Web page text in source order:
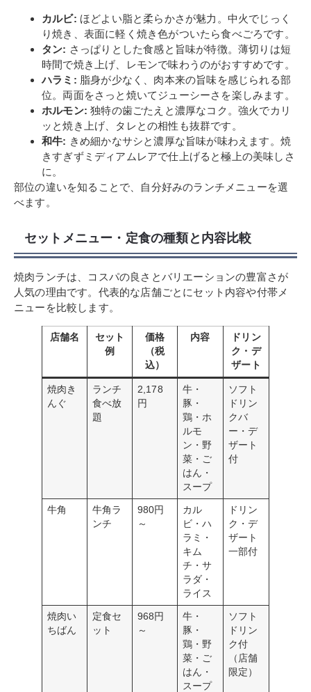
カルビ: ほどよい脂と柔らかさが魅力。中火でじっく
り焼き、表面に軽く焼き色がついたら食べごろです。
タン: さっぱりとした食感と旨味が特徴。薄切りは短
時間で焼き上げ、レモンで味わうのがおすすめです。
ハラミ: 脂身が少なく、肉本来の旨味を感じられる部
位。両面をさっと焼いてジューシーさを楽しみます。
ホルモン: 独特の歯ごたえと濃厚なコク。強火でカリ
ッと焼き上げ、タレとの相性も抜群です。
和牛: きめ細かなサシと濃厚な旨味が味わえます。焼
きすぎずミディアムレアで仕上げると極上の美味しさ
に。
部位の違いを知ることで、自分好みのランチメニューを選
べます。
セットメニュー・定食の種類と内容比較
焼肉ランチは、コスパの良さとバリエーションの豊富さが
人気の理由です。代表的な店舗ごとにセット内容や付帯メ
ニューを比較します。
店舗名
セット
例
価格
（税
込）
内容
ドリン
ク・デ
ザート
焼肉き
んぐ
ランチ
食べ放
題
2,178
円
牛・
豚・
鶏・ホ
ルモ
ン・野
菜・ご
はん・
スープ
ソフト
ドリン
クバ
ー・デ
ザート
付
牛角
牛角ラ
ンチ
980円
～
カル
ビ・ハ
ラミ・
キム
チ・サ
ラダ・
ライス
ドリン
ク・デ
ザート
一部付
焼肉い
ちばん
定食セ
ット
968円
～
牛・
豚・
鶏・野
菜・ご
はん・
スープ
ソフト
ドリン
ク付
（店舗
限定）